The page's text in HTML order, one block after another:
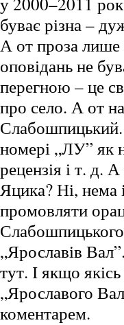
буває різна –
А от проза лише
оповідань не
перегною – це
про село. А от
номері „ЛУ” як
рецензія і т. д.
Яцика? Ні, нема
промовляти
„Ярославів
тут. І якщо
„Ярославого
коментарем.